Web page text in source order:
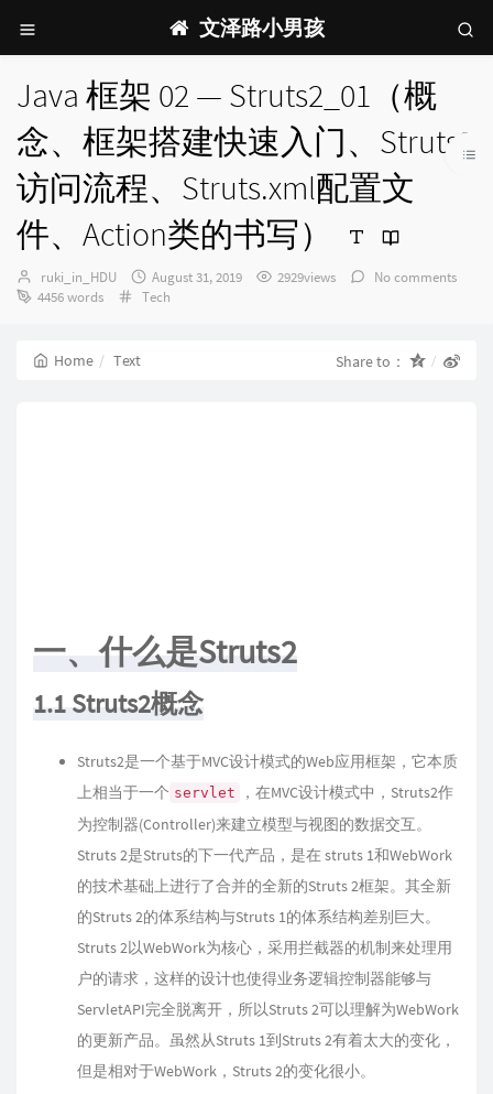
文泽路小男孩
Java 框架 02 — Struts2_01（概
念、框架搭建快速入门、Struts2
访问流程、Struts.xml配置文
件、Action类的书写）
Author：
ruki_in_HDU
发
布
August 31, 2019 2929views
No comments
4456 words
Categories：
Tech
Home Text Share to：
一、什么是Struts2
1.1 Struts2概念
Struts2是一个基于MVC设计模式的Web应用框架，它本质
上相当于一个 servlet
，在MVC设计模式中，Struts2作
为控制器(Controller)来建立模型与视图的数据交互。
Struts 2是Struts的下一代产品，是在 struts 1和WebWork
的技术基础上进行了合并的全新的Struts 2框架。其全新
的Struts 2的体系结构与Struts 1的体系结构差别巨大。
Struts 2以WebWork为核心，采用拦截器的机制来处理用
户的请求，这样的设计也使得业务逻辑控制器能够与
ServletAPI完全脱离开，所以Struts 2可以理解为WebWork
的更新产品。虽然从Struts 1到Struts 2有着太大的变化，
但是相对于WebWork，Struts 2的变化很小。